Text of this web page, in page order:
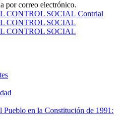
por correo electrónico.
Contrial
Pueblo en la Constitución de 1991: